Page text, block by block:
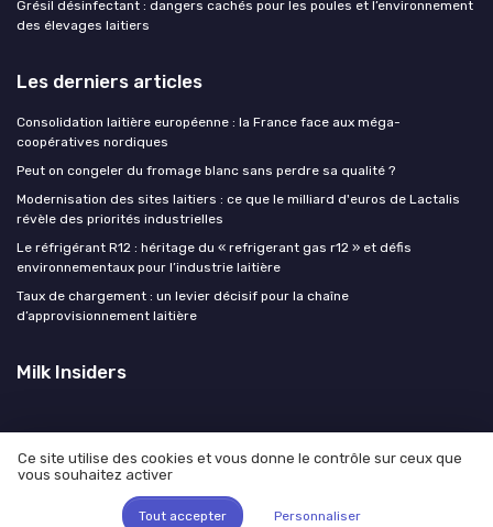
Grésil désinfectant : dangers cachés pour les poules et l’environnement
des élevages laitiers
Les derniers articles
Consolidation laitière européenne : la France face aux méga-
coopératives nordiques
Peut on congeler du fromage blanc sans perdre sa qualité ?
Modernisation des sites laitiers : ce que le milliard d'euros de Lactalis
révèle des priorités industrielles
Le réfrigérant R12 : héritage du « refrigerant gas r12 » et défis
environnementaux pour l’industrie laitière
Taux de chargement : un levier décisif pour la chaîne
d’approvisionnement laitière
Milk Insiders
Mentions légales
© Milk Insiders 2026
Ce site utilise des cookies et vous donne le contrôle sur ceux que
vous souhaitez activer
Tout accepter Personnaliser